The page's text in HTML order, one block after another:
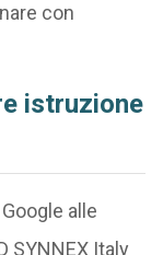
con
istruzione
alle
SYNNEX Italy